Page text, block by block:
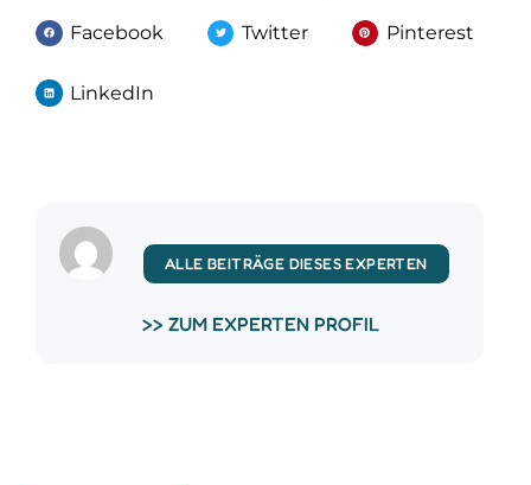
Facebook Twitter Pinterest
LinkedIn
ALLE BEITRÄGE DIESES EXPERTEN
>> ZUM EXPERTEN PROFIL